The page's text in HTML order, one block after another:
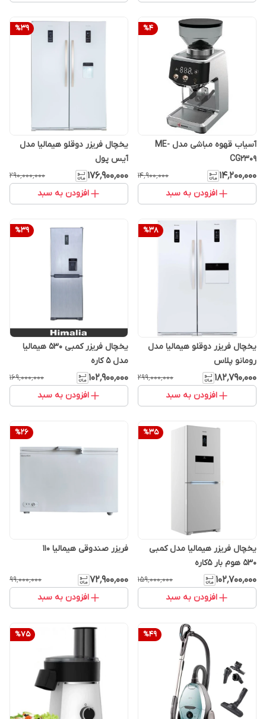
%4
آسیاب قهوه مباشی مدل ME-
CG2309
۱۴٬۲۰۰٬۰۰۰ ۱۴٬۹۰۰٬۰۰۰
افزودن به سبد
%39
یخچال فریزر دوقلو هیمالیا مدل
آیس پول
۱۷۶٬۹۰۰٬۰۰۰ ۲۹۰٬۰۰۰٬۰۰۰
افزودن به سبد
%38
یخچال فریزر دوقلو هیمالیا مدل
رومانو پلاس
۱۸۲٬۷۹۰٬۰۰۰ ۲۹۹٬۰۰۰٬۰۰۰
افزودن به سبد
%39
یخچال فریزر کمبی 530 هیمالیا
مدل 5 کاره
۱۰۲٬۹۰۰٬۰۰۰ ۱۶۹٬۰۰۰٬۰۰۰
افزودن به سبد
%35
یخچال فریزر هیمالیا مدل کمبی
530 هوم بار 5کاره
۱۰۲٬۷۰۰٬۰۰۰ ۱۵۹٬۰۰۰٬۰۰۰
افزودن به سبد
%26
فریزر صندوقی هیمالیا 110
۷۲٬۹۰۰٬۰۰۰ ۹۹٬۰۰۰٬۰۰۰
افزودن به سبد
%49
%75